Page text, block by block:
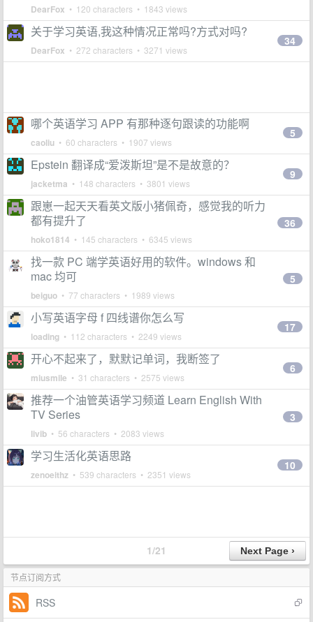
DearFox • 120 characters • 1843 views
关于学习英语,我这种情况正常吗?方式对吗?
DearFox • 272 characters • 3271 views
34
哪个英语学习 APP 有那种逐句跟读的功能啊
caoliu • 60 characters • 1907 views
5
Epstein 翻译成“爱泼斯坦”是不是故意的？
jacketma • 148 characters • 3801 views
9
跟崽一起天天看英文版小猪佩奇，感觉我的听力
都有提升了
hoko1814 • 145 characters • 6345 views
36
找一款 PC 端学英语好用的软件。windows 和
mac 均可
beiguo • 77 characters • 1989 views
5
小写英语字母 f 四线谱你怎么写
loading • 112 characters • 2249 views
17
开心不起来了，默默记单词，我断签了
miusmile • 31 characters • 2575 views
6
推荐一个油管英语学习频道 Learn English With
TV Series
livib • 56 characters • 2083 views
3
学习生活化英语思路
zenoeithz • 539 characters • 2351 views
10
1/21
节点订阅方式
RSS